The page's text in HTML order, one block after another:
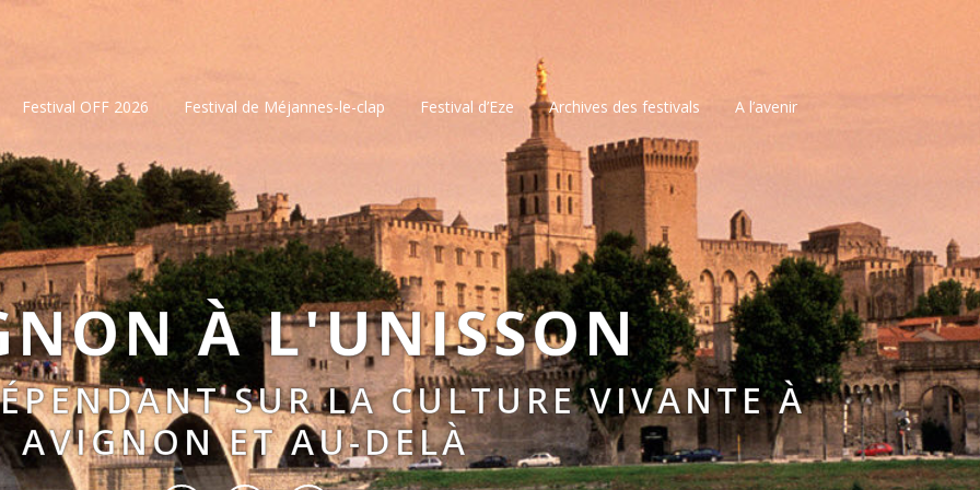
Festival OFF 2026 Festival de Méjannes-le-clap Festival d’Eze Archives des festivals A l’avenir
À L'UNISSON
SUR LA CULTURE VIVANTE À
AVIGNON ET AU-DELÀ